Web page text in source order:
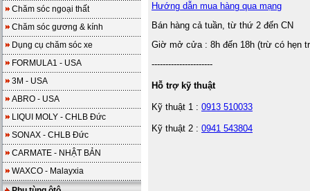
Chăm sóc ngoại thất
Chăm sóc gương & kính
Dụng cụ chăm sóc xe
FORMULA1 - USA
3M - USA
ABRO - USA
LIQUI MOLY - CHLB Đức
SONAX - CHLB Đức
CARMATE - NHẬT BẢN
WAXCO - Malayxia
Hướng dẫn mua hàng qua mạng
Bán hàng cả tuần, từ thứ 2 đến CN
Giờ mở cửa : 8h đến 18h (trừ có hẹn
----------------------
Hỗ trợ kỹ thuật
Kỹ thuật 1 : 0913 510033
Kỹ thuật 2 : 0941 543804